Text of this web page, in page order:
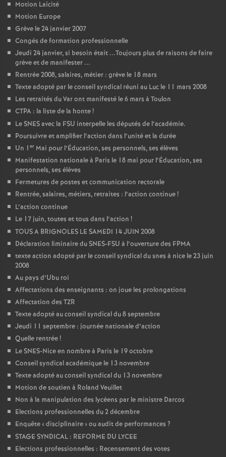
Motion Laïcité
Motion Europe
Grève le 24 janvier 2007
Congés de formation professionnelle
Jeudi 24 janvier, si besoin était ...Toujours plus de raisons de faire
grève et de manifester ...
Rentrée 2008, salaires, métier : grève le 18 mars
Texte adopté par le conseil syndical réuni au Luc le 11 mars 2008
Les retraités du Var ont manifesté le 6 mars à Toulon
CTPA : la liste de la honte!
Le SNES avec la FSU interpelle les députés de l’académie.
Poursuivre et amplifier l’action dans l’unité et la durée
Un 1 er Mai pour l’Éducation, ses personnels, ses élèves
Manifestation nationale à Paris le 18 mai pour l’Éducation, ses
personnels, ses élèves
Fermetures de postes et communication rectorale
Rentrée, salaires, métiers, retraites : l’action continue!
L’action continue
Le 17 juin, toutes et tous dans l’action !
TOUS A BRIGNOLES LE SAMEDI 14 JUIN 2008
Déclaration liminaire du SNES-FSU à l’ouverture des FPMA
texte action adopté par le conseil syndical du snes à nice le 23 juin
2008
Au pays d’Ubu roi
Affectations des enseignants : on joue les prolongations
Affectation des TZR
Texte adopté au conseil syndical du 8 septembre
Jeudi 11 septembre : journée nationale d’action
Quelle rentrée!
Le SNES-Nice en nombre à Paris le 19 octobre
Conseil syndical académique le 13 novembre
Texte adopté au conseil syndical du 13 novembre
Motion de soutien à Roland Veuillet
Non à la manipulation des lycéens par le ministre Darcos
Elections professionnelles du 2 décembre
Enquête «disciplinaire» ou audit de performances ?
STAGE SYNDICAL : REFORME DU LYCEE
Elections professionnelles : Recensement des votes